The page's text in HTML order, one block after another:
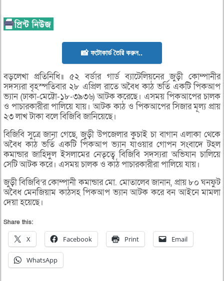
📸 ফটোকার্ড তৈরি করুন..
বড়লেখা প্রতিনিধি॥ ৫২ বর্ডার গার্ড ব্যাটেলিয়নের জুড়ী কোম্পানীর
সদস্যরা বৃহস্পতিবার ২৮ এপ্রিল রাতে অবৈধ কাঠ ভর্তি একটি পিকআপ
ভ্যান (ঢাকা-মেট্টো-১৮-৩৯৩৬) আটক করেছে। এসময় পিকআপের চালক
ও পাচারকারীরা পালিয়ে যায়। আটক কাঠ ও পিকআপের সিজার মূল্য প্রায়
২৩ লাখ টাকা বলে বিজিবি জানিয়েছে।
বিজিবি সুত্রে জানা গেছে, জুড়ী উপজেলার কুচাই চা বাগান এলাকা থেকে
অবৈধ কাঠ ভর্তি একটি পিকআপ ভ্যান যাওয়ার গোপন সংবাদে টহল
কমান্ডার জাহিদুল ইসলামের নেতৃত্বে বিজিবি সদস্যরা অভিযান চালিয়ে
সেটি আটক করে। এসময় চালক ও কাঠ পাচারকারীরা পালিয়ে যায়।
জুড়ী বিজিবি’র কোম্পানী কমান্ডার মো. মোতালেব জানান, প্রায় ৮০ ঘনফুট
অবৈধ মেনজিয়াম কাঠসহ পিকআপ ভ্যান আটক করে বন আইনে মামলা
দেয়া হয়েছে।
Share this:
X Facebook Print Email
WhatsApp